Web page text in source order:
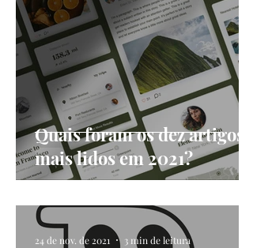
Quais foram os dez artigos
mais lidos em 2021?
24 de nov. de 2021 3 min de leitura